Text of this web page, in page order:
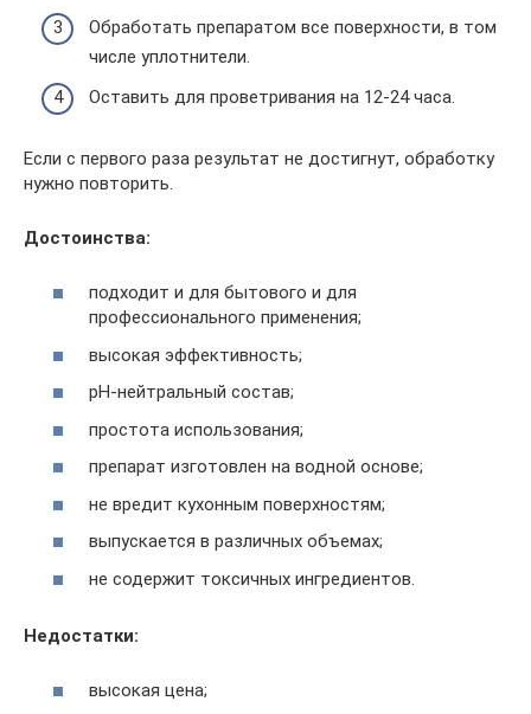
Обработать препаратом все поверхности, в том
числе уплотнители.
Оставить для проветривания на 12-24 часа.
Если с первого раза результат не достигнут, обработку
нужно повторить.
Достоинства:
подходит и для бытового и для
профессионального применения;
высокая эффективность;
рН-нейтральный состав;
простота использования;
препарат изготовлен на водной основе;
не вредит кухонным поверхностям;
выпускается в различных объемах;
не содержит токсичных ингредиентов.
Недостатки:
высокая цена;